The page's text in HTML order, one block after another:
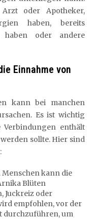
oder Apotheker,
haben, bereits
haben oder andere
Einnahme von
kann bei manchen
Es ist wichtig
enthält
sollte. Hier sind
kann die
Blüten
Juckreiz oder
empfohlen, vor der
durchzuführen, um